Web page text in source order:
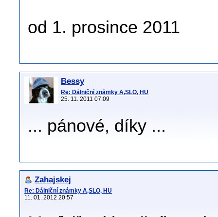
od 1. prosince 2011
Bessy
Re: Dálniční známky A,SLO, HU
25. 11. 2011 07:09
... pánové, díky ...
Zahajskej
Re: Dálniční známky A,SLO, HU
11. 01. 2012 20:57